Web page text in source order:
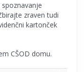
zraven tudi
kartonček
CŠOD domu.